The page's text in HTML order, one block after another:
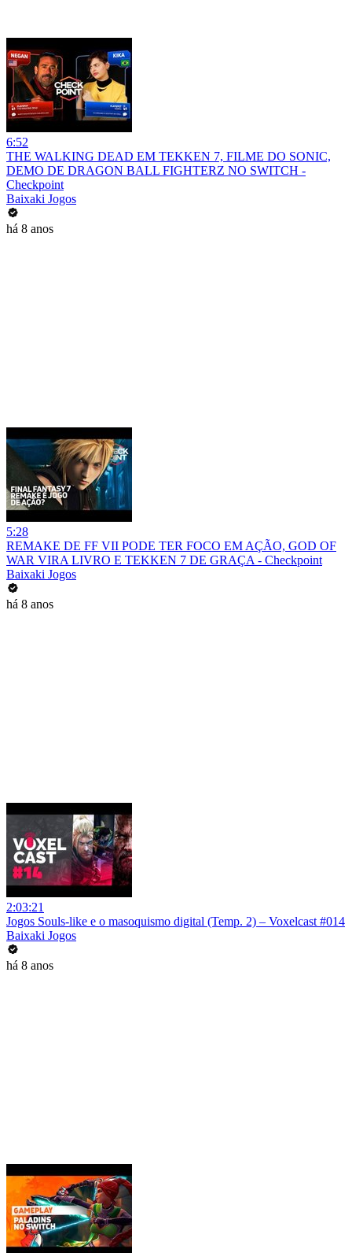
6:52
THE WALKING DEAD EM TEKKEN 7, FILME DO SONIC,
DEMO DE DRAGON BALL FIGHTERZ NO SWITCH -
Checkpoint
Baixaki Jogos
há 8 anos
5:28
REMAKE DE FF VII PODE TER FOCO EM AÇÃO, GOD OF
WAR VIRA LIVRO E TEKKEN 7 DE GRAÇA - Checkpoint
Baixaki Jogos
há 8 anos
2:03:21
Jogos Souls-like e o masoquismo digital (Temp. 2) – Voxelcast #014
Baixaki Jogos
há 8 anos